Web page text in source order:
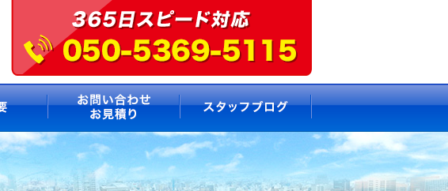
会社概要 お問い合わせ・お見積もりスタッフブログ